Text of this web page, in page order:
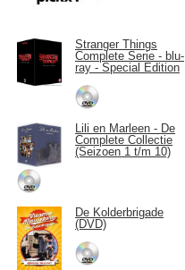
Stranger Things
Complete Serie - blu-
ray - Special Edition
Lili en Marleen - De
Complete Collectie
(Seizoen 1 t/m 10)
De Kolderbrigade
(DVD)